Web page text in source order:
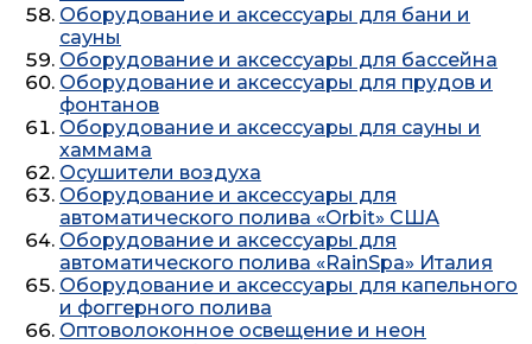
Оборудование и аксессуары для бани и
сауны
Оборудование и аксессуары для бассейна
Оборудование и аксессуары для прудов и
фонтанов
Оборудование и аксессуары для сауны и
хаммама
Осушители воздуха
Оборудование и аксессуары для
автоматического полива «Orbit» США
Оборудование и аксессуары для
автоматического полива «RainSpa» Италия
Оборудование и аксессуары для капельного
и фоггерного полива
Оптоволоконное освещение и неон